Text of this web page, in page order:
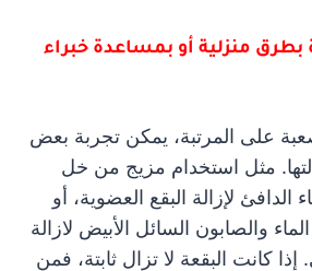
بطرق منزلية أو بمساعدة خبراء
على المرتبة، يمكن تجربة بعض
مثل استخدام مزيج من خل
الدافئ لإزالة البقع العضوية، أو
والصابون السائل الأبيض لازالة
إذا كانت البقعة لا تزال ثابتة، فمن